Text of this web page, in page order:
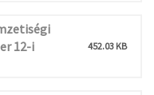
12-i
452.03 KB